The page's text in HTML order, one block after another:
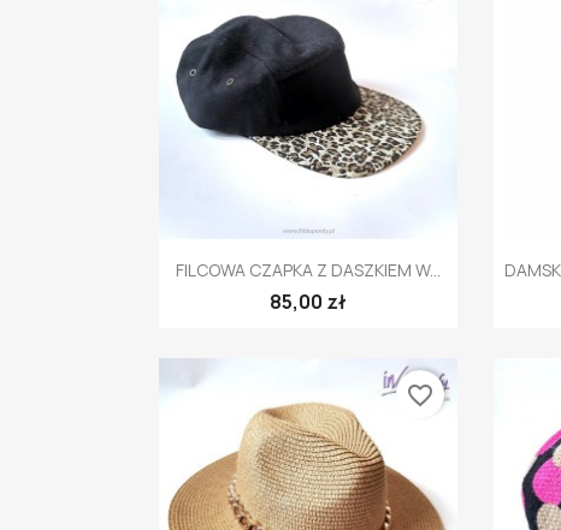
Szybki podgląd
FILCOWA CZAPKA Z DASZKIEM W...
85,00 zł
favorite_border